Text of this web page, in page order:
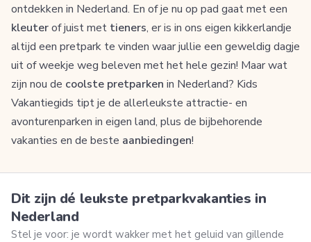
ontdekken in Nederland. En of je nu op pad gaat met een
kleuterof juist met tieners, er is in ons eigen kikkerlandje
altijd een pretpark te vinden waar jullie een geweldig dagje
uit of weekje weg beleven met het hele gezin! Maar wat
zijn nou de coolste pretparken in Nederland? Kids
Vakantiegids tipt je de allerleukste attractie- en
avonturenparken in eigen land, plus de bijbehorende
vakanties en de beste aanbiedingen!
Dit zijn dé leukste pretparkvakanties in
Nederland
Stel je voor: je wordt wakker met het geluid van gillende